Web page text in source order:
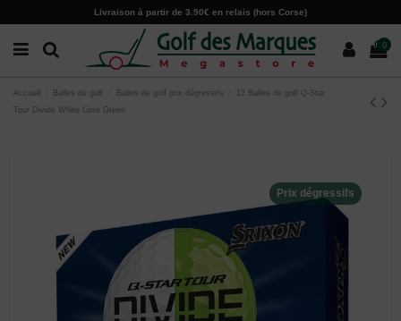
Livraison à partir de 3.90€ en relais (hors Corse)
0
Accueil Balles de golf Balles de golf prix dégressifs
12 Balles de golf Q-Star
Tour Divide White Lime Green
Prix dégressifs
Paramètres des cookies